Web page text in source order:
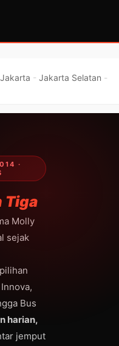
Jakarta - Jakarta Selatan -
·
Tiga
Molly
sejak
Bus
harian,
jemput